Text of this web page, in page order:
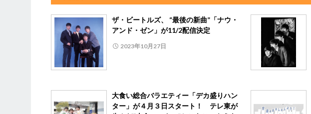
ザ・ビートルズ、 “最後の新曲”「ナウ・
アンド・ゼン」が11/2配信決定
2023年10月27日
大食い総合バラエティー「デカ盛りハン
ター」が４月３日スタート！ テレ東が